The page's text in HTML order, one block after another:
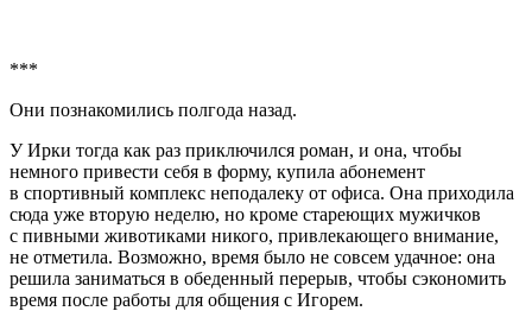
***
Они познакомились полгода назад.
У Ирки тогда как раз приключился роман, и она, чтобы
немного привести себя в форму, купила абонемент
в спортивный комплекс неподалеку от офиса. Она приходила
сюда уже вторую неделю, но кроме стареющих мужичков
с пивными животиками никого, привлекающего внимание,
не отметила. Возможно, время было не совсем удачное: она
решила заниматься в обеденный перерыв, чтобы сэкономить
время после работы для общения с Игорем.